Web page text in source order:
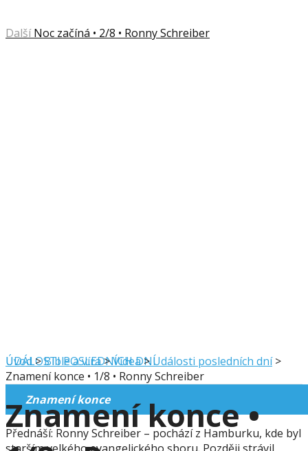
Další Noc začíná • 2/8 • Ronny Schreiber
UDÁLOSTI POSLEDNÍCH DNÍ
Znamení konce •
Úvod>Bible a víra>Videa>Události posledních dní>
Znamení konce • 1/8 • Ronny Schreiber
Znamení konce
Přednáší: Ronny Schreiber – pochází z Hamburku, kde byl